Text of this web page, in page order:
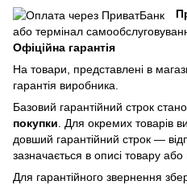
або термінал
Офіційна гарантія
На товари, представлені в
гарантія виробника.
Базовий гарантійний строк
покупки . Для окремих товарів
довший гарантійний строк —
зазначається в описі товару або
Для гарантійного звернення